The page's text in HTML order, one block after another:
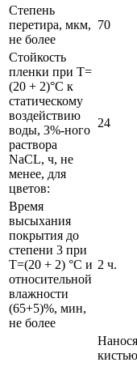
Степень
перетира, мкм,
не более
70
Стойкость
пленки при Т=
(20 + 2)°С к
статическому
воздействию
воды, 3%-ного
раствора
NaCL, ч, не
менее, для
цветов:
24
Время
высыхания
покрытия до
степени 3 при
Т=(20 + 2) °С и
относительной
влажности
(65+5)%, мин,
не более
2 ч.